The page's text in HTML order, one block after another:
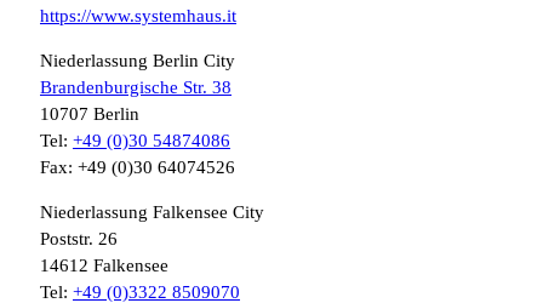
https://www.systemhaus.it
Niederlassung Berlin City
Brandenburgische Str. 38
10707 Berlin
Tel: +49 (0)30 54874086
Fax: +49 (0)30 64074526
Niederlassung Falkensee City
Poststr. 26
14612 Falkensee
Tel: +49 (0)3322 8509070